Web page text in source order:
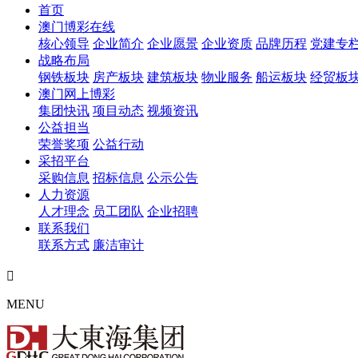
首页
澳门博彩在线
核心领导 企业简介 企业愿景 企业资质 品牌历程 党建专
战略布局
钢铁板块 房产板块 建筑板块 物业服务 船运板块 经贸板
澳门网上博彩
集团快讯 项目动态 视频资讯
公益担当
荣誉奖项 公益行动
采招平台
采购信息 招标信息 公示公告
人力资源
人才理念 员工团队 企业招聘
联系我们
联系方式 廉洁审计

MENU